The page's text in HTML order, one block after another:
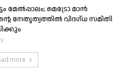
മേൽപ്പാലം; മെട്രോ മാൻ
നേതൃത്വത്തിൽ വിദഗ്ധ സമിതി
more